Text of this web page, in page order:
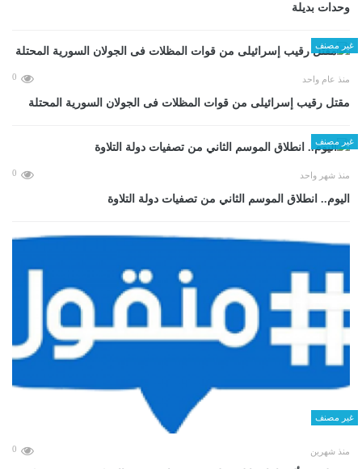
وحدات بديلة
غير مصنف
منذ عام واحد 0
مقتل رقيب إسرائيلى من قوات المظلات فى الجولان السورية المحتلة
غير مصنف
منذ شهر واحد 0
اليوم.. انطلاق الموسم الثاني من تصفيات دولة التلاوة
غير مصنف
منذ شهرين 0